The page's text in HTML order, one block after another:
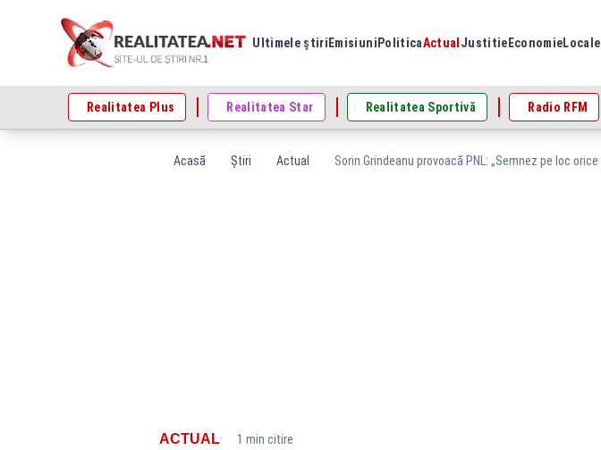
Ultimele știri Emisiuni PoliticaActual Justitie EconomieLocale
Realitatea Plus Realitatea Star Realitatea Sportivă Radio RFM
Acasă Știri Actual Sorin Grindeanu provoacă PNL: „Semnez pe loc
ACTUAL· 1 min citire